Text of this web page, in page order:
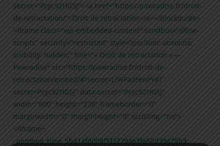
secret="Pcyc92HG5J"><a href="https://pawradise.fr/droit-
de-retractation/">Droit de rétractation</a></blockquote>
<iframe class="wp-embedded-content" sandbox="allow-
scripts" security="restricted" style="position: absolute;
visibility: hidden;" title="« Droit de rétractation » —
Pawradise" src="https://pawradise.fr/droit-de-
retractation/embed/#?secret=LiWPadHmPY#?
secret=Pcyc92HG5J" data-secret="Pcyc92HG5J"
width="600" height="338" frameborder="0"
marginwidth="0" marginheight="0" scrolling="no">
</iframe>
_oembed_time_5b414fd008f5f22704e3fa50d39475b3: